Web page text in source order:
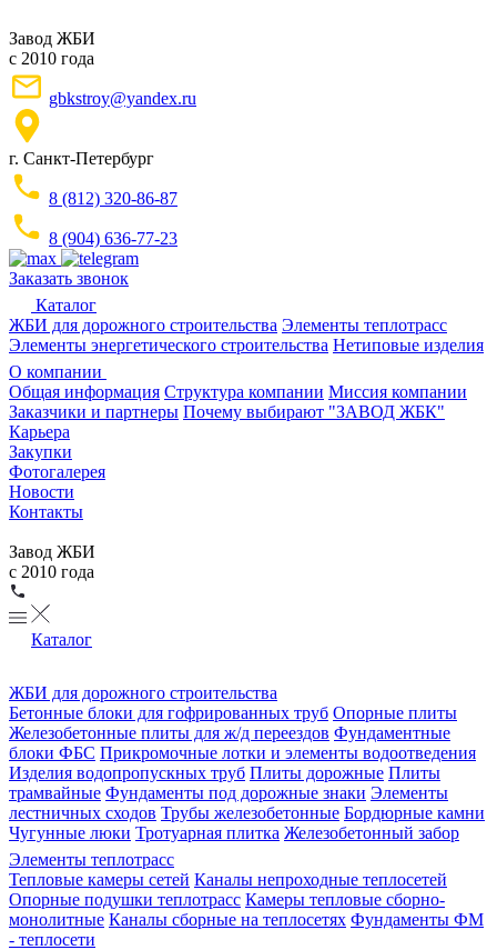
Завод ЖБИ
с 2010 года
gbkstroy@yandex.ru
г. Санкт-Петербург
8 (812) 320-86-87
8 (904) 636-77-23
Заказать звонок
Каталог
ЖБИ для дорожного строительства Элементы теплотрасс
Элементы энергетического строительства Нетиповые изделия
О компании
Общая информация Структура компании Миссия компании
Заказчики и партнеры Почему выбирают "ЗАВОД ЖБК"
Карьера
Закупки
Фотогалерея
Новости
Контакты
Завод ЖБИ
с 2010 года
Каталог
ЖБИ для дорожного строительства
Бетонные блоки для гофрированных труб Опорные плиты
Железобетонные плиты для ж/д переездов Фундаментные
блоки ФБС Прикромочные лотки и элементы водоотведения
Изделия водопропускных труб Плиты дорожные Плиты
трамвайные Фундаменты под дорожные знаки Элементы
лестничных сходов Трубы железобетонные Бордюрные камни
Чугунные люки Тротуарная плитка Железобетонный забор
Элементы теплотрасс
Тепловые камеры сетей Каналы непроходные теплосетей
Опорные подушки теплотрасс Камеры тепловые сборно-
монолитные Каналы сборные на теплосетях Фундаменты ФМ
- теплосети